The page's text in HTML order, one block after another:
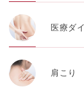
医療ダ
肩こり